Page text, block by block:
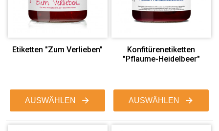
Etiketten "Zum Verlieben"
AUSWÄHLEN
Konfitürenetiketten
"Pflaume-Heidelbeer"
AUSWÄHLEN